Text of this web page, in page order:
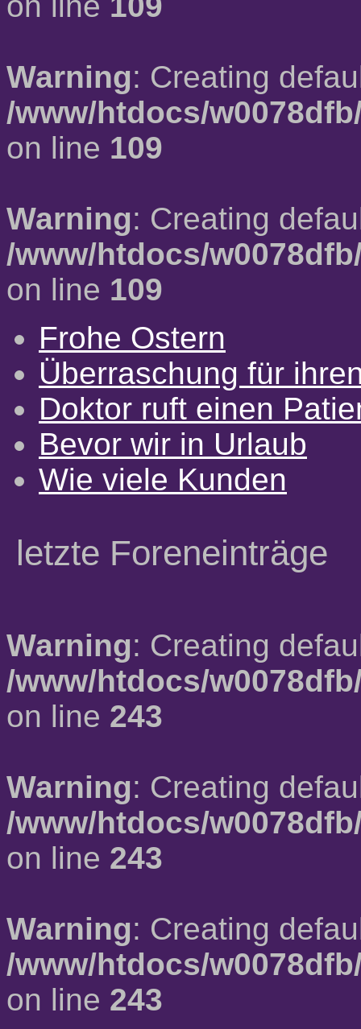
Warning: Creating
/www/htdocs/
on line 109
Warning: Creating
/www/htdocs/
on line 109
Frohe Ostern
Überraschung für
Doktor ruft einen
Bevor wir in Urlaub
Wie viele Kunden
letzte Foreneinträge
Warning: Creating
/www/htdocs/
on line 243
Warning: Creating
/www/htdocs/
on line 243
Warning: Creating
/www/htdocs/
on line 243